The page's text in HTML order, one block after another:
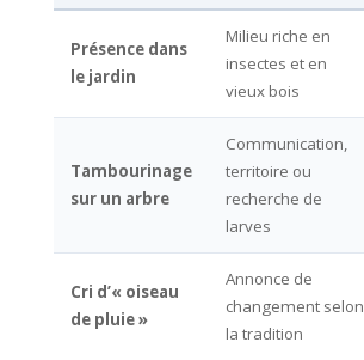
Présence dans
le jardin
Milieu riche en
insectes et en
vieux bois
Tambourinage
sur un arbre
Communication,
territoire ou
recherche de
larves
Cri d’« oiseau
de pluie »
Annonce de
changement selon
la tradition